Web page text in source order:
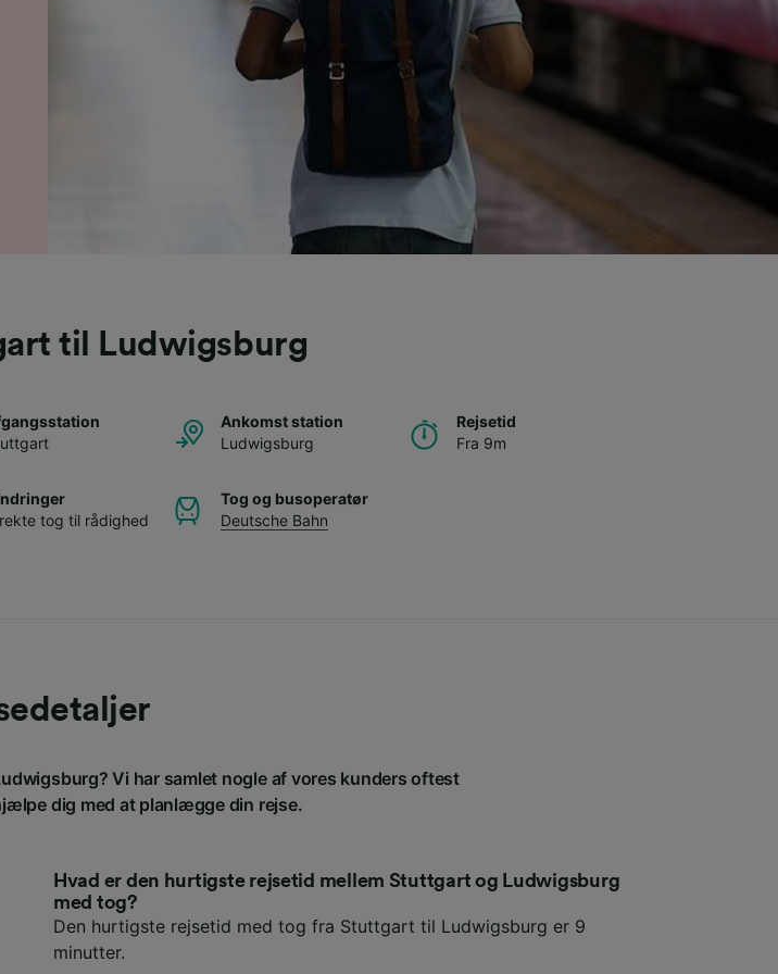
til Ludwigsburg
Ankomst station
Ludwigsburg
Rejsetid
Fra 9m
tog til rådighed
Tog og busoperatør
Deutsche Bahn
Vi har samlet nogle af vores kunders oftest
dig med at planlægge din rejse.
Hvad er den hurtigste rejsetid mellem Stuttgart og Ludwigsburg
med tog?
Den hurtigste rejsetid med tog fra Stuttgart til Ludwigsburg er 9
minutter.